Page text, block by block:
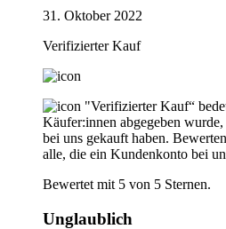
31. Oktober 2022
Verifizierter Kauf
"Verifizierter Kauf“
Käufer:innen abgegeben
bei uns gekauft haben.
alle, die ein Kundenkonto bei
Bewertet mit 5 von 5 Sternen.
Unglaublich